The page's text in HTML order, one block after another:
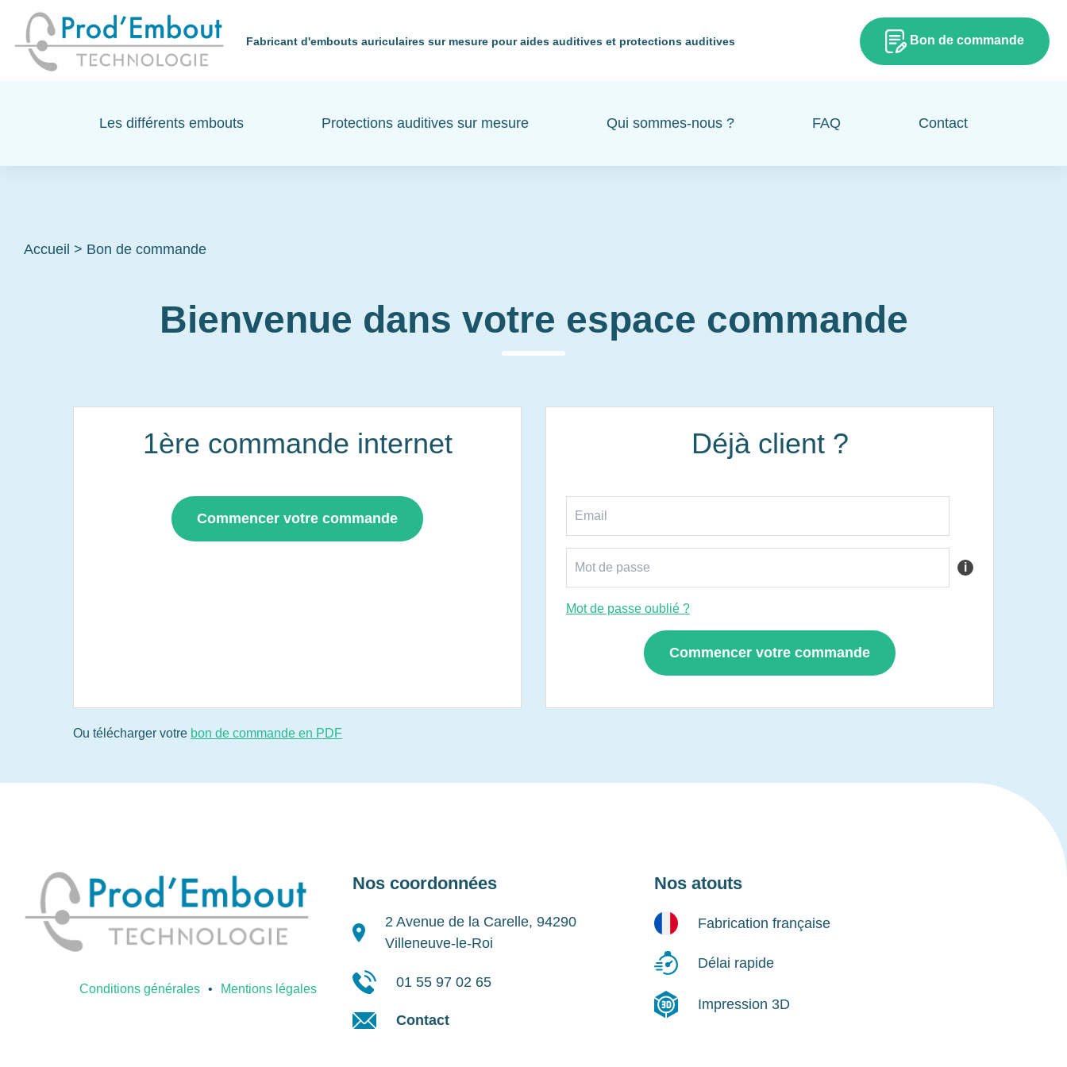
Fabricant d'embouts auriculaires sur mesure pour aides auditives et protections auditives Bon de commande
Les différents embouts Protections auditives sur mesure Qui sommes-nous ? FAQ Contact
Accueil > Bon de commande
Bienvenue dans votre espace commande
1ère commande internet
Commencer votre commande
Déjà client ?
i
Mot de passe oublié ?
Ou télécharger votre bon de commande en PDF
Conditions générales Mentions légales
Nos coordonnées
2 Avenue de la Carelle, 94290
Villeneuve-le-Roi
01 55 97 02 65
Contact
Nos atouts
Fabrication française
Délai rapide
Impression 3D